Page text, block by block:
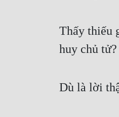
Thấy thiếu
huy chủ tử?
Dù là lời